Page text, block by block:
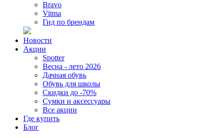
Bravo
Vitma
Гид по брендам
Новости
Акции
Spotter
Весна - лето 2026
Дачная обувь
Обувь для школы
Скидки до -70%
Сумки и аксессуары
Все акции
Где купить
Блог